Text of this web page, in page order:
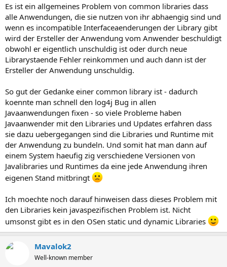
Es ist ein allgemeines Problem von common libraries dass
alle Anwendungen, die sie nutzen von ihr abhaengig sind und
wenn es incompatible Interfaceaenderungen der Library gibt
wird der Ersteller der Anwendung vom Anwender beschuldigt
obwohl er eigentlich unschuldig ist oder durch neue
Librarystaende Fehler reinkommen und auch dann ist der
Ersteller der Anwendung unschuldig.
So gut der Gedanke einer common library ist - dadurch
koennte man schnell den log4j Bug in allen
Javaanwendungen fixen - so viele Probleme haben
Javaanwender mit den Libraries und Updates erfahren dass
sie dazu uebergegangen sind die Libraries und Runtime mit
der Anwendung zu bundeln. Und somit hat man dann auf
einem System haeufig zig verschiedene Versionen von
Javalibraries und Runtimes da eine jede Anwendung ihren
eigenen Stand mitbringt
Ich moechte noch darauf hinweisen dass dieses Problem mit
den Libraries kein javaspezifischen Problem ist. Nicht
umsonst gibt es in den OSen static und dynamic Libraries
Mavalok2
Well-known member